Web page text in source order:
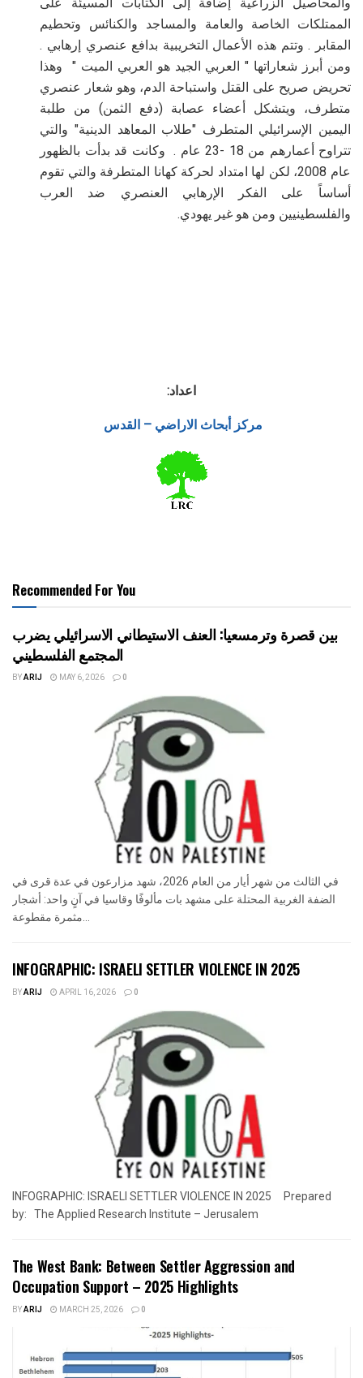
الممتلكات الخاصة والعامة والمساجد والكنائس وتحطيم
المقابر . وتتم هذه الأعمال التخريبية بدافع عنصري إرهابي .
ومن أبرز شعاراتها " العربي الجيد هو العربي الميت " وهذا
تحريض صريح على القتل واستباحة الدم، وهو شعار عنصري
متطرف، ويتشكل أعضاء عصابة (دفع الثمن) من طلبة
اليمين الإسرائيلي المتطرف "طلاب المعاهد الدينية" والتي
تتراوح أعمارهم من 18 -23 عام . وكانت قد بدأت بالظهور
عام 2008، لكن لها امتداد لحركة كهانا المتطرفة والتي تقوم
أساساً على الفكر الإرهابي العنصري ضد العرب
والفلسطينيين ومن هو غير يهودي.
اعداد:
مركز أبحاث الاراضي – القدس
Recommended For You
بين قصرة وترمسعيا: العنف الاستيطاني الاسرائيلي يضرب
المجتمع الفلسطيني
BYARIJ MAY 6, 2026 0
في الثالث من شهر أيار من العام 2026، شهد مزارعون في عدة قرى في
الضفة الغربية المحتلة على مشهد بات مألوفًا وقاسيا في آنٍ واحد: أشجار
مثمرة مقطوعة...
INFOGRAPHIC: ISRAELI SETTLER VIOLENCE IN 2025
BYARIJ APRIL 16, 2026 0
INFOGRAPHIC: ISRAELI SETTLER VIOLENCE IN 2025 Prepared
by: The Applied Research Institute – Jerusalem
The West Bank: Between Settler Aggression and
Occupation Support – 2025 Highlights
BYARIJ MARCH 25, 2026 0